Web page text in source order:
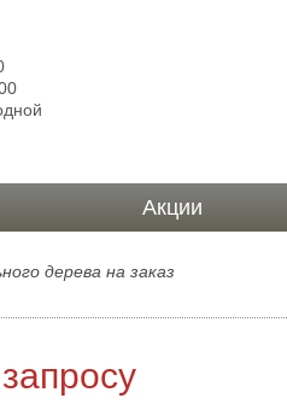
Акции
дерева на заказ